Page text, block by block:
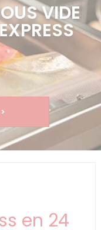
VIDE
en 24